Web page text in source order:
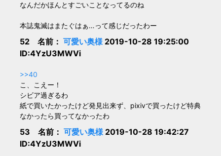
なんだかほんとすごいことなってるのね
本誌鬼滅はまたぐはぁ…って感じだったわー
52 名前： 可愛い奥様2019-10-28 19:25:00
ID:4YzU3MWVi
>>40
こ、こえー！
シビア過ぎるわ
紙で買いたかったけど発見出来ず、pixivで買ったけど特典
なかったら買ってなかったわ
53 名前： 可愛い奥様2019-10-28 19:42:27
ID:4YzU3MWVi